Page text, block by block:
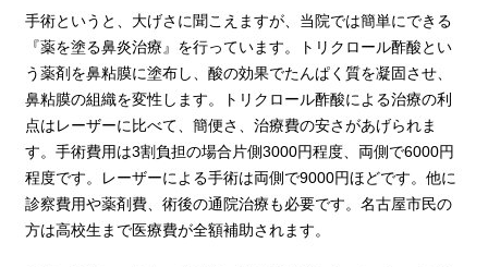
手術というと、大げさに聞こえますが、当院では簡単にできる
『薬を塗る鼻炎治療』を行っています。トリクロール酢酸とい
う薬剤を鼻粘膜に塗布し、酸の効果でたんぱく質を凝固させ、
鼻粘膜の組織を変性します。トリクロール酢酸による治療の利
点はレーザーに比べて、簡便さ、治療費の安さがあげられま
す。手術費用は3割負担の場合片側3000円程度、両側で6000円
程度です。レーザーによる手術は両側で9000円ほどです。他に
診察費用や薬剤費、術後の通院治療も必要です。名古屋市民の
方は高校生まで医療費が全額補助されます。